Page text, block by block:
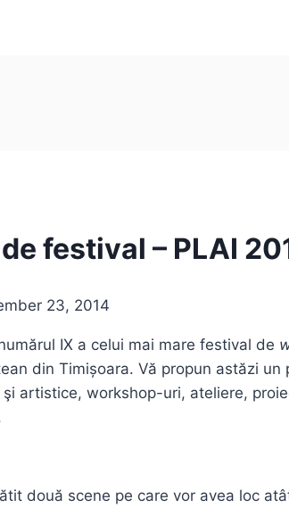
festival – PLAI
23, 2014
IX a celui mai mare festival de
din Timișoara. Vă propun astăzi
artistice, workshop-uri, ateliere,
două scene pe care vor avea loc